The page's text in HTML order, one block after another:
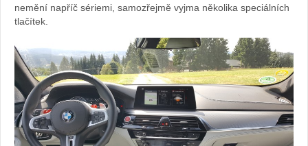
nemění napříč sériemi, samozřejmě vyjma několika speciálních
tlačítek.